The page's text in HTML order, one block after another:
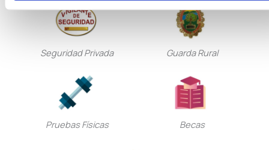
Seguridad Privada Guarda Rural
Pruebas Físicas Becas